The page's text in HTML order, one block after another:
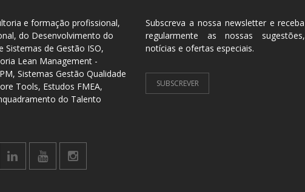
e formação profissional,
do Desenvolvimento do
de Gestão ISO,
Lean Management -
Sistemas Gestão Qualidade
Tools, Estudos FMEA,
do Talento
Subscreva a nossa newsletter e receba
regularmente as nossas sugestões,
notícias e ofertas especiais.
SUBSCREVER